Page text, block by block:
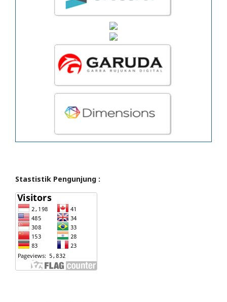
Stastistik Pengunjung :